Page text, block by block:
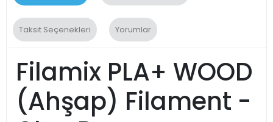
Taksit Seçenekleri Yorumlar
Filamix PLA+ WOOD
(Ahşap) Filament -